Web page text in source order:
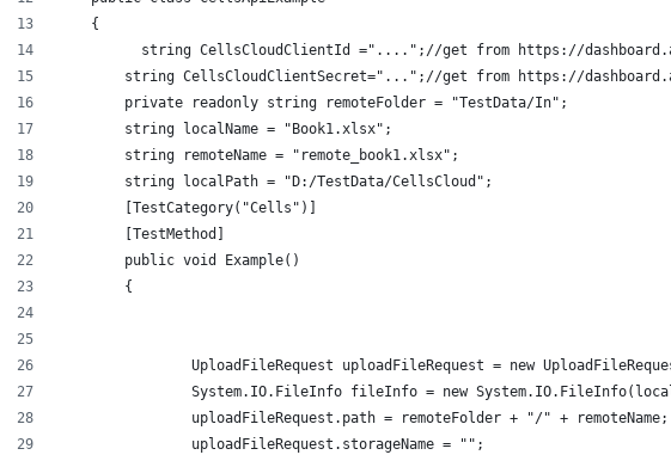
    {
string CellsCloudClientId ="....";//get from https://
string CellsCloudClientSecret="...";//get from https://
        private readonly string remoteFolder = "TestData/In";
        string localName = "Book1.xlsx";
        string remoteName = "remote_book1.xlsx";
        string localPath = "D:/TestData/CellsCloud";
        [TestCategory("Cells")]
        [TestMethod]
        public void Example()
        {
UploadFileRequest uploadFileRequest = new
System.IO.FileInfo fileInfo = new
                uploadFileRequest.path = remoteFolder + "/" + remoteName;
                uploadFileRequest.storageName = "";